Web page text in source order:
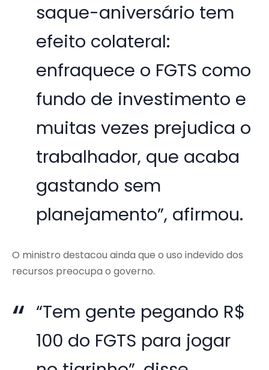
saque-aniversário tem
efeito colateral:
enfraquece o FGTS como
fundo de investimento e
muitas vezes prejudica o
trabalhador, que acaba
gastando sem
planejamento”, afirmou.
O ministro destacou ainda que o uso indevido dos
recursos preocupa o governo.
“Tem gente pegando R$
100 do FGTS para jogar